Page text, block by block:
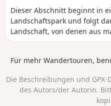
Dieser Abschnitt beginnt in
Landschaftspark und folgt
Landschaft, von denen aus
Umgebung hat. Bewundern
Für mehr Wandertouren,
Die Beschreibungen und
des Autors/der Autorin.